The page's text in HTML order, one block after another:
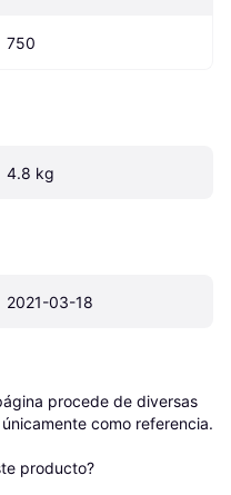
750
4.8 kg
2021-03-18
procede de diversas
como referencia.
producto?